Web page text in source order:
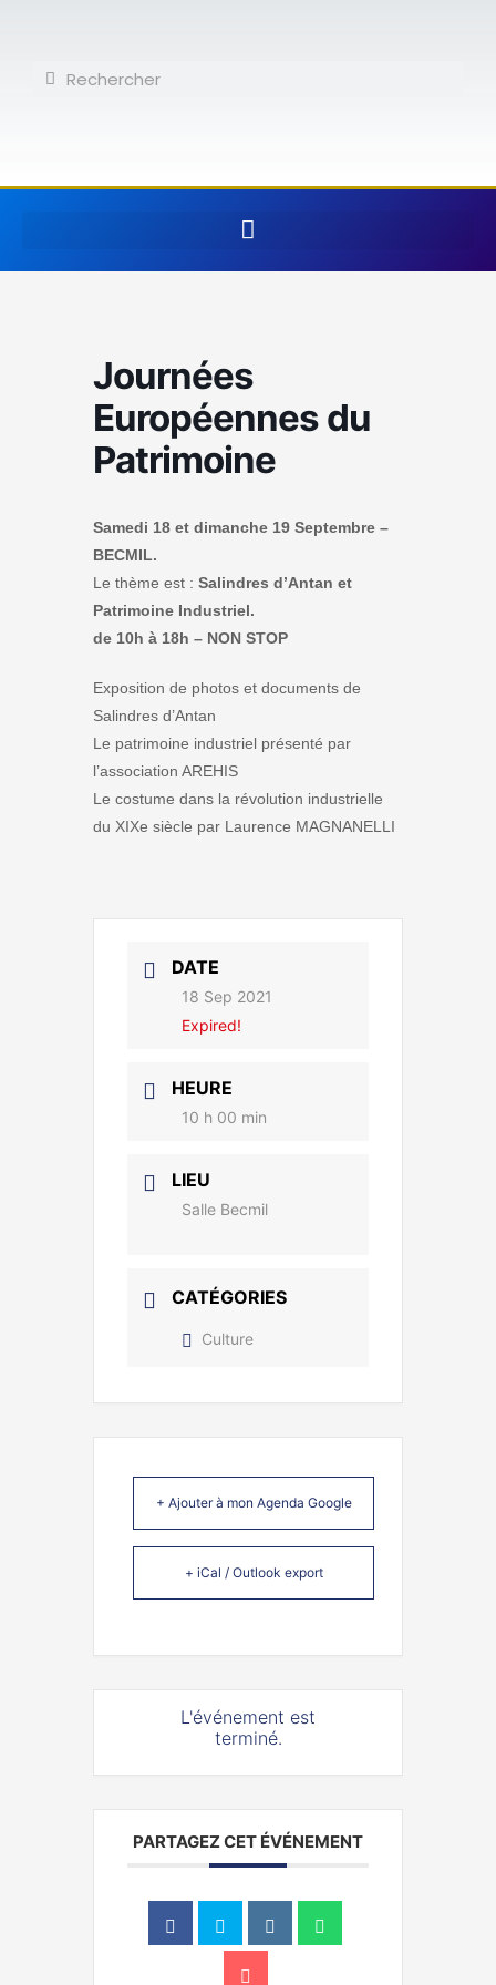
contenuRechercher
Rechercher
Journées
Européennes du
Patrimoine
Samedi 18 et dimanche 19 Septembre –
BECMIL.
Le thème est : Salindres d’Antan et
Patrimoine Industriel.
de 10h à 18h – NON STOP
Exposition de photos et documents de
Salindres d’Antan
Le patrimoine industriel présenté par
l’association AREHIS
Le costume dans la révolution industrielle
du XIXe siècle par Laurence MAGNANELLI
DATE
18 Sep 2021
Expired!
HEURE
10 h 00 min
LIEU
Salle Becmil
CATÉGORIES
Culture
+ Ajouter à mon Agenda Google
+ iCal / Outlook export
L'événement est
terminé.
PARTAGEZ CET ÉVÉNEMENT